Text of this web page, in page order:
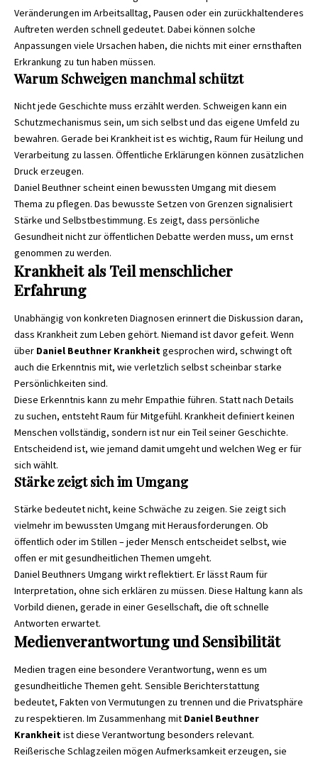
Veränderungen im Arbeitsalltag, Pausen oder ein zurückhaltenderes
Auftreten werden schnell gedeutet. Dabei können solche
Anpassungen viele Ursachen haben, die nichts mit einer ernsthaften
Erkrankung zu tun haben müssen.
Warum Schweigen manchmal schützt
Nicht jede Geschichte muss erzählt werden. Schweigen kann ein
Schutzmechanismus sein, um sich selbst und das eigene Umfeld zu
bewahren. Gerade bei Krankheit ist es wichtig, Raum für Heilung und
Verarbeitung zu lassen. Öffentliche Erklärungen können zusätzlichen
Druck erzeugen.
Daniel Beuthner scheint einen bewussten Umgang mit diesem
Thema zu pflegen. Das bewusste Setzen von Grenzen signalisiert
Stärke und Selbstbestimmung. Es zeigt, dass persönliche
Gesundheit nicht zur öffentlichen Debatte werden muss, um ernst
genommen zu werden.
Krankheit als Teil menschlicher
Erfahrung
Unabhängig von konkreten Diagnosen erinnert die Diskussion daran,
dass Krankheit zum Leben gehört. Niemand ist davor gefeit. Wenn
über Daniel Beuthner Krankheitgesprochen wird, schwingt oft
auch die Erkenntnis mit, wie verletzlich selbst scheinbar starke
Persönlichkeiten sind.
Diese Erkenntnis kann zu mehr Empathie führen. Statt nach Details
zu suchen, entsteht Raum für Mitgefühl. Krankheit definiert keinen
Menschen vollständig, sondern ist nur ein Teil seiner Geschichte.
Entscheidend ist, wie jemand damit umgeht und welchen Weg er für
sich wählt.
Stärke zeigt sich im Umgang
Stärke bedeutet nicht, keine Schwäche zu zeigen. Sie zeigt sich
vielmehr im bewussten Umgang mit Herausforderungen. Ob
öffentlich oder im Stillen – jeder Mensch entscheidet selbst, wie
offen er mit gesundheitlichen Themen umgeht.
Daniel Beuthners Umgang wirkt reflektiert. Er lässt Raum für
Interpretation, ohne sich erklären zu müssen. Diese Haltung kann als
Vorbild dienen, gerade in einer Gesellschaft, die oft schnelle
Antworten erwartet.
Medienverantwortung und Sensibilität
Medien tragen eine besondere Verantwortung, wenn es um
gesundheitliche Themen geht. Sensible Berichterstattung
bedeutet, Fakten von Vermutungen zu trennen und die Privatsphäre
zu respektieren. Im Zusammenhang mit Daniel Beuthner
Krankheit ist diese Verantwortung besonders relevant.
Reißerische Schlagzeilen mögen Aufmerksamkeit erzeugen, sie